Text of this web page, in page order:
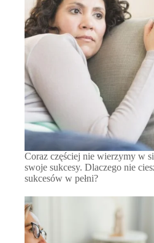
Coraz częściej nie wierzymy w
swoje sukcesy. Dlaczego nie
sukcesów w pełni?